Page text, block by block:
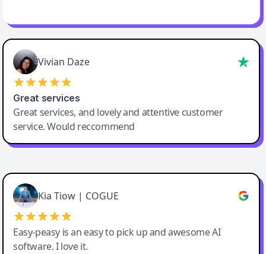
Vivian Daze
Great services
Great services, and lovely and attentive customer
service. Would reccommend
Cody Crabb
Great service, Best AI tool
Kia Tiow | COGUE
Easy-peasy is an easy to pick up and awesome AI
software. I love it.